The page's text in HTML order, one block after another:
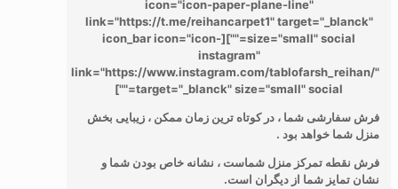
icon="icon-paper-plane-line"
link="https://t.me/reihancarpet1" target="_blanck"
size="small" social=""][icon_bar icon="icon-
instagram"
link="https://www.instagram.com/tablofarsh_reihan/"
target="_blanck" size="small" social=""]
فرش سفارشی شما ، در کوتاه ترین زمان ممکن ، زیبایی بخش
منزل شما خواهد بود .
فرش نقطه تمرکز منزل شماست ، نشانه خاص بودن شما و
نشان تمایز شما از دیگران است.